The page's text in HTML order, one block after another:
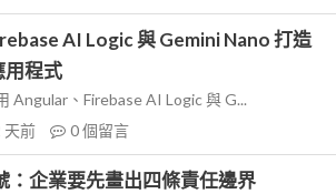
AI Logic 與 Gemini Nano 打造
用程式
Angular、Firebase AI Logic 與 G...
天前 0個留言
：企業要先畫出四條責任邊界